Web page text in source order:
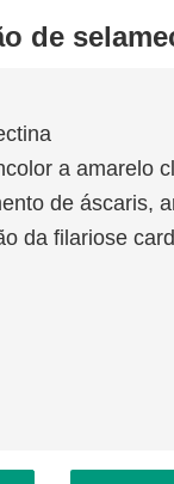
de
a amarelo
de áscaris,
da filariose